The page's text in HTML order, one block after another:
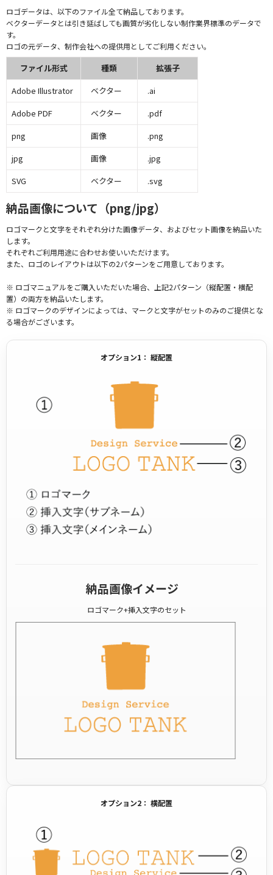
ロゴデータは、以下のファイル全て納品しております。
ベクターデータとは引き延ばしても画質が劣化しない制作業界標準のデータで
す。
ロゴの元データ、制作会社への提供用としてご利用ください。
ファイル形式 種類
拡張子
Adobe Illustrator
ベクター
.ai
Adobe PDF
ベクター
.pdf
png
画像
.png
jpg
画像
.jpg
SVG
ベクター .svg
納品画像について（png/jpg）
ロゴマークと文字をそれぞれ分けた画像データ、およびセット画像を納品いた
します。
それぞれご利用用途に合わせお使いいただけます。
また、ロゴのレイアウトは以下の2パターンをご用意しております。
※ ロゴマニュアルをご購入いただいた場合、上記2パターン（縦配置・横配
置）の両方を納品いたします。
※ ロゴマークのデザインによっては、マークと文字がセットのみのご提供とな
る場合がございます。
オプション1： 縦配置
納品画像イメージ
ロゴマーク+挿入文字のセット
オプション2： 横配置